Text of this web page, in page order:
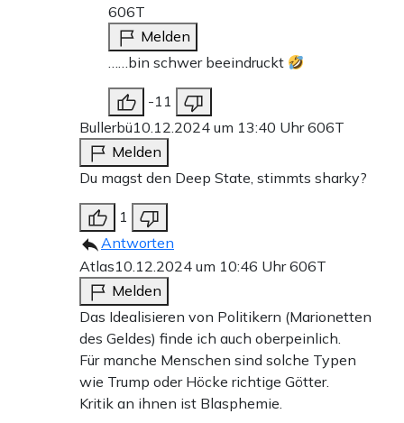
606T
Melden
……bin schwer beeindruckt
-11
Bullerbü10.12.2024 um 13:40 Uhr606T
Melden
Du magst den Deep State, stimmts sharky?
1
Antworten
Atlas10.12.2024 um 10:46 Uhr606T
Melden
Das Idealisieren von Politikern (Marionetten
des Geldes) finde ich auch oberpeinlich.
Für manche Menschen sind solche Typen
wie Trump oder Höcke richtige Götter.
Kritik an ihnen ist Blasphemie.